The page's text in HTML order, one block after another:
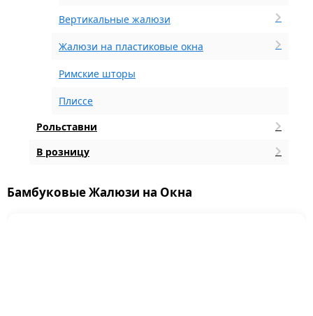
Вертикальные жалюзи
Жалюзи на пластиковые окна
Римские шторы
Плиссе
Рольставни
В розницу
Бамбуковые Жалюзи на Окна